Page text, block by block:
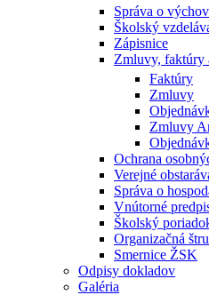
Správa o
Školský
Zápisnice
Zmluvy, faktúry
Faktúry
Zmluvy
Zmluvy
Ochrana
Verejné
Správa o
Vnútorné
Školský
Organizačná
Smernice ŽSK
Odpisy dokladov
Galéria